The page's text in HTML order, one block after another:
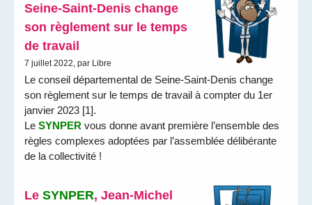
Seine-Saint-Denis change
son règlement sur le temps
de travail
7 juillet 2022, par Libre
Le conseil départemental de Seine-Saint-Denis change
son règlement sur le temps de travail à compter du 1er
janvier 2023 [1].
LeSYNPER vous donne avant première l’ensemble des
règles complexes adoptées par l’assemblée délibérante
de la collectivité !
LeSYNPER, Jean-Michel